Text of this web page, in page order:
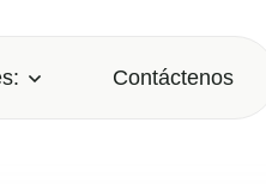
Contáctenos